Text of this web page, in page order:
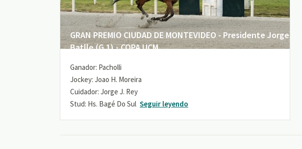
GRAN PREMIO CIUDAD DE MONTEVIDEO - Presidente Jorge
Batlle (G 1) - COPA UCM
Ganador: Pacholli
Jockey: Joao H. Moreira
Cuidador: Jorge J. Rey
Stud: Hs. Bagé Do Sul Seguir leyendo